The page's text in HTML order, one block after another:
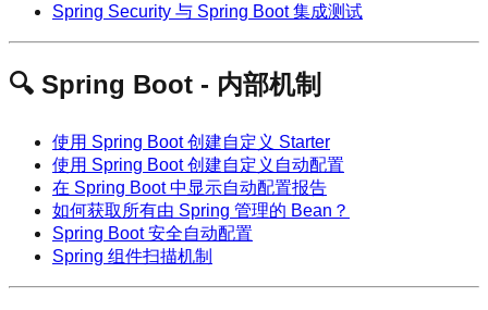
Spring Security 与 Spring Boot 集成测试
🔍 Spring Boot - 内部机制
使用 Spring Boot 创建自定义 Starter
使用 Spring Boot 创建自定义自动配置
在 Spring Boot 中显示自动配置报告
如何获取所有由 Spring 管理的 Bean？
Spring Boot 安全自动配置
Spring 组件扫描机制